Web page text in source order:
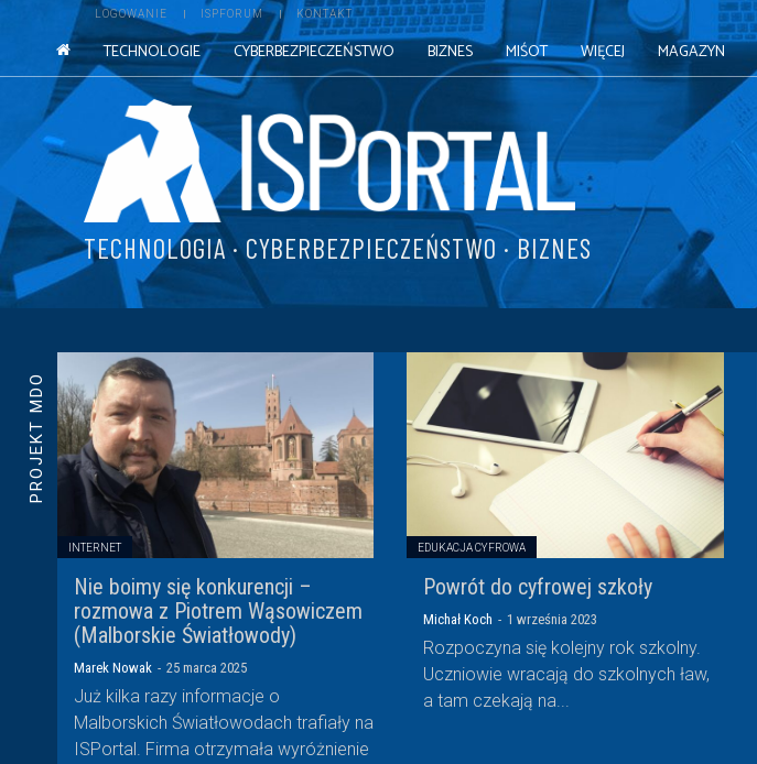
LOGOWANIE ISPFORUM KONTAKT
TECHNOLOGIE CYBERBEZPIECZEŃSTWO BIZNES MIŚOT WIĘCEJ MAGAZYN
TECHNOLOGIA · CYBERBEZPIECZEŃSTWO · BIZNES
PROJEKT MDO
INTERNET
Nie boimy się konkurencji –
rozmowa z Piotrem Wąsowiczem
(Malborskie Światłowody)
Marek Nowak - 25 marca 2025
Już kilka razy informacje o
Malborskich Światłowodach trafiały na
ISPortal. Firma otrzymała wyróżnienie
EDUKACJA CYFROWA
Powrót do cyfrowej szkoły
Michał Koch - 1 września 2023
Rozpoczyna się kolejny rok szkolny.
Uczniowie wracają do szkolnych ław,
a tam czekają na...